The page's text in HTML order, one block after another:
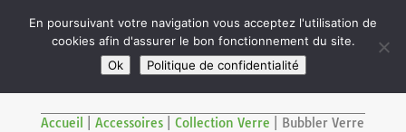

SITE RÉSERVÉ AUX ADULTES DE PLUS DE 18 ANS
Accueil Accessoires| Collection Verre
Bubbler Verre
En poursuivant votre navigation vous acceptez l'utilisation de
cookies afin d'assurer le bon fonctionnement du site.
Ok
Politique de confidentialité